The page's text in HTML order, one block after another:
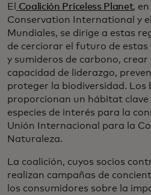
El Coalición Priceless Planet,
Conservation International y
Mundiales, se dirige a estas
de cerciorar el futuro de
y sumideros de carbono,
capacidad de liderazgo,
proteger la biodiversidad. Los
proporcionan un hábitat clave
especies de interés para la
Unión Internacional para la
Naturaleza.
La coalición, cuyos socios
realizan campañas de
los consumidores sobre la